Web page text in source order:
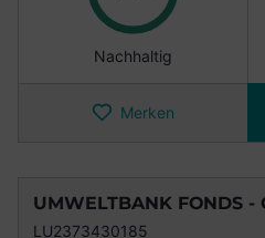
Nachhaltig
Merken
UMWELTBANK FONDS -
LU2373430185